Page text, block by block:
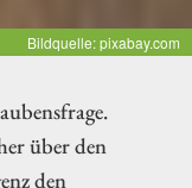
Bildquelle: pixabay.com
über den
den